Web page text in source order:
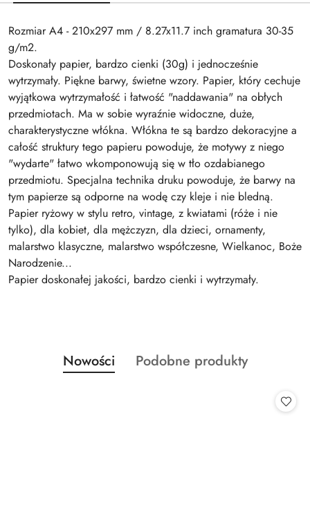
Rozmiar A4 - 210x297 mm / 8.27x11.7 inch gramatura 30-35
g/m2.
Doskonały papier, bardzo cienki (30g) i jednocześnie
wytrzymały. Piękne barwy, świetne wzory. Papier, który cechuje
wyjątkowa wytrzymałość i łatwość "naddawania" na obłych
przedmiotach. Ma w sobie wyraźnie widoczne, duże,
charakterystyczne włókna. Włókna te są bardzo dekoracyjne a
całość struktury tego papieru powoduje, że motywy z niego
"wydarte" łatwo wkomponowują się w tło ozdabianego
przedmiotu. Specjalna technika druku powoduje, że barwy na
tym papierze są odporne na wodę czy kleje i nie bledną.
Papier ryżowy w stylu retro, vintage, z kwiatami (róże i nie
tylko), dla kobiet, dla mężczyzn, dla dzieci, ornamenty,
malarstwo klasyczne, malarstwo współczesne, Wielkanoc, Boże
Narodzenie...
Papier doskonałej jakości, bardzo cienki i wytrzymały.
Pomiń karuzelę produktów
Produkty
o
Nowości
Produkty
Podobne produkty